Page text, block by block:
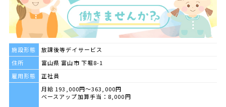
施設形態
放課後等デイサービス
住所
富山県 富山市 下堀8-1
雇用形態
正社員
月給 193,000円～363,000円
ベースアップ加算手当：8,000円